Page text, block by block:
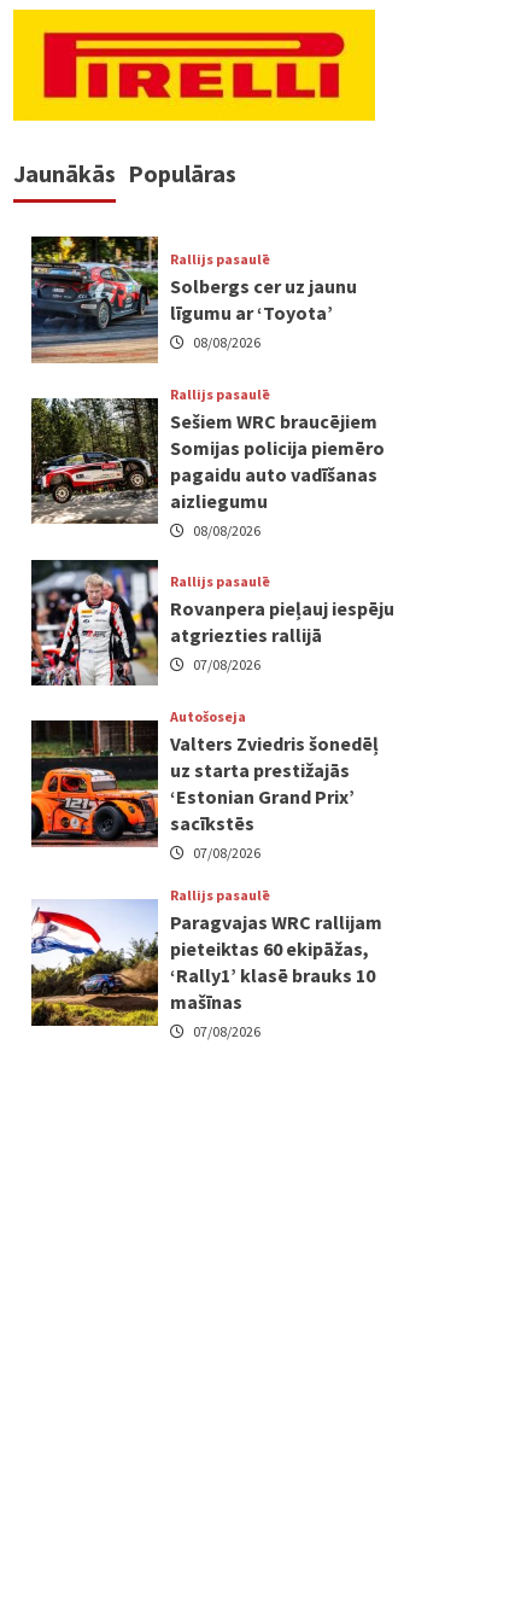
Jaunākās Populāras
Rallijs pasaulē
Solbergs cer uz jaunu
līgumu ar ‘Toyota’
08/08/2026
Rallijs pasaulē
Sešiem WRC braucējiem
Somijas policija piemēro
pagaidu auto vadīšanas
aizliegumu
08/08/2026
Rallijs pasaulē
Rovanpera pieļauj iespēju
atgriezties rallijā
07/08/2026
Autošoseja
Valters Zviedris šonedēļ
uz starta prestižajās
‘Estonian Grand Prix’
sacīkstēs
07/08/2026
Rallijs pasaulē
Paragvajas WRC rallijam
pieteiktas 60 ekipāžas,
‘Rally1’ klasē brauks 10
mašīnas
07/08/2026